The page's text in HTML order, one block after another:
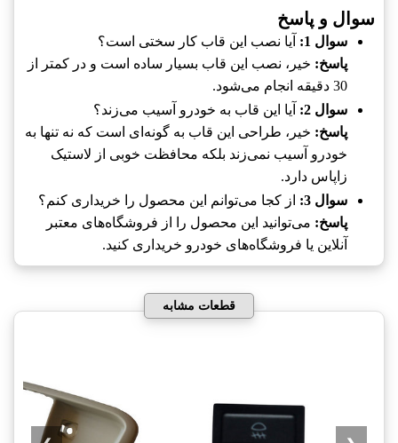
سوال و پاسخ
سوال 1:
آیا نصب این قاب کار سختی است؟
پاسخ: خیر، نصب این قاب بسیار ساده است و در کمتر از
30 دقیقه انجام می‌شود.
سوال 2:
آیا این قاب به خودرو آسیب می‌زند؟
پاسخ: خیر، طراحی این قاب به گونه‌ای است که نه تنها به
خودرو آسیب نمی‌زند بلکه محافظت خوبی از لاستیک
زاپاس دارد.
سوال 3:
از کجا می‌توانم این محصول را خریداری کنم؟
پاسخ: می‌توانید این محصول را از فروشگاه‌های معتبر
آنلاین یا فروشگاه‌های خودرو خریداری کنید.
قطعات مشابه